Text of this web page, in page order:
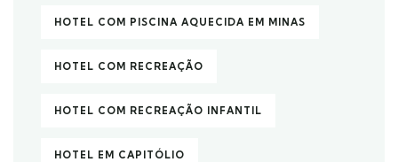
HOTEL COM PISCINA AQUECIDA EM MINAS
HOTEL COM RECREAÇÃO
HOTEL COM RECREAÇÃO INFANTIL
HOTEL EM CAPITÓLIO